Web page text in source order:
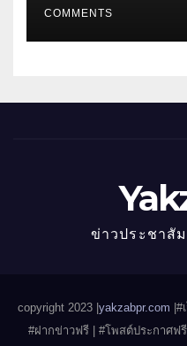
COMMENTS
ข่าวประชาสั
copyright 2023 |yakzabpr.com |#
#ฝากข่าวฟรี | #โพสต์ประกาศฟ